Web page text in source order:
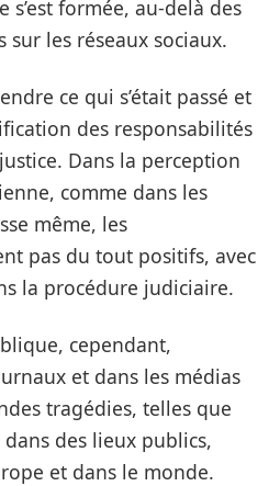
formée, au-delà des
sur les réseaux sociaux.
ce qui s’était passé et
des responsabilités
Dans la perception
comme dans les
même, les
pas du tout positifs, avec
la procédure judiciaire.
cependant,
et dans les médias
tragédies, telles que
des lieux publics,
et dans le monde.